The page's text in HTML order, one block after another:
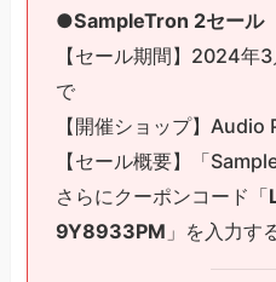
●SampleTron 2セール
【セール期間】2024年
で
【開催ショップ】
【セール概要】「
さらにクーポンコード「
9Y8933PM 」を入力す